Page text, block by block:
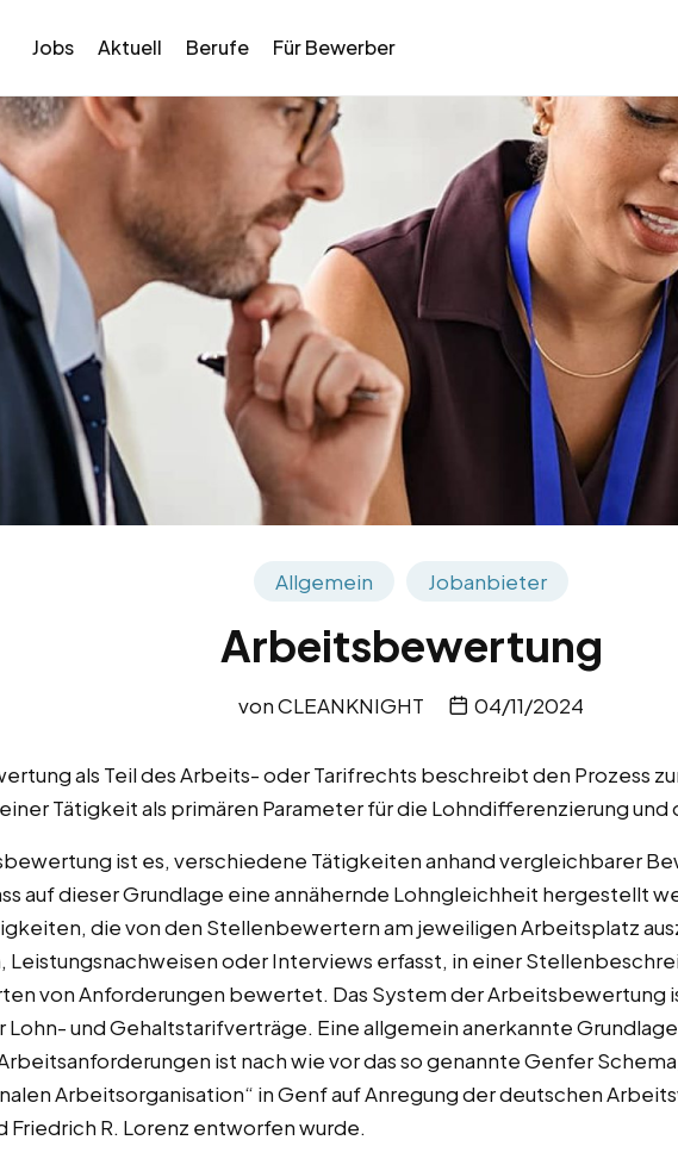
Jobs Aktuell Berufe Für Bewerber
Allgemein Jobanbieter
Arbeitsbewertung
vonCLEANKNIGHT 04/11/2024
als Teil des Arbeits- oder Tarifrechts beschreibt den Prozess
Tätigkeit als primären Parameter für die Lohndifferenzierung und
ist es, verschiedene Tätigkeiten anhand vergleichbarer
auf dieser Grundlage eine annähernde Lohngleichheit hergestellt
die von den Stellenbewertern am jeweiligen Arbeitsplatz
oder Interviews erfasst, in einer
von Anforderungen bewertet. Das System der Arbeitsbewertung
Lohn- und Gehaltstarifverträge. Eine allgemein anerkannte
ist nach wie vor das so genannte Genfer
Arbeitsorganisation“ in Genf auf Anregung der deutschen
Friedrich R. Lorenz entworfen wurde.